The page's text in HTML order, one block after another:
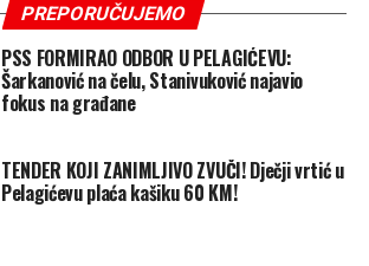
PREPORUČUJEMO
PSS FORMIRAO ODBOR U PELAGIĆEVU:
Šarkanović na čelu, Stanivuković najavio
fokus na građane
TENDER KOJI ZANIMLJIVO ZVUČI! Dječji vrtić u
Pelagićevu plaća kašiku 60 KM!